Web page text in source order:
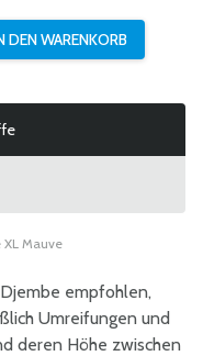
XL Mauve
empfohlen,
Umreifungen und
deren Höhe zwischen